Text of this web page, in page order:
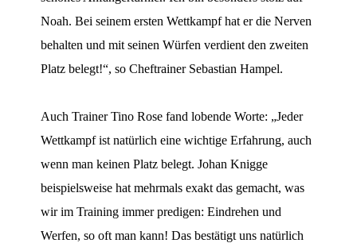
Noah. Bei seinem ersten Wettkampf hat er die Nerven
behalten und mit seinen Würfen verdient den zweiten
Platz belegt!“, so Cheftrainer Sebastian Hampel.
Auch Trainer Tino Rose fand lobende Worte: „Jeder
Wettkampf ist natürlich eine wichtige Erfahrung, auch
wenn man keinen Platz belegt. Johan Knigge
beispielsweise hat mehrmals exakt das gemacht, was
wir im Training immer predigen: Eindrehen und
Werfen, so oft man kann! Das bestätigt uns natürlich